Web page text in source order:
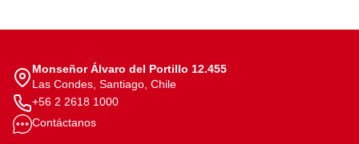
Monseñor Álvaro del Portillo 12.455
Las Condes, Santiago, Chile
+56 2 2618 1000
Contáctanos